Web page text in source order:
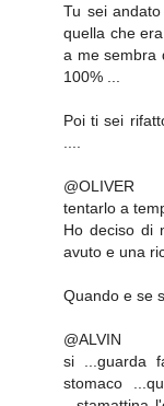
Tu sei
quella che
a me sembra
100% ...
Poi ti sei
@OLIVER
tentarlo a
Ho deciso di
avuto e una
Quando e se
@ALVIN
si ...guarda
stomaco